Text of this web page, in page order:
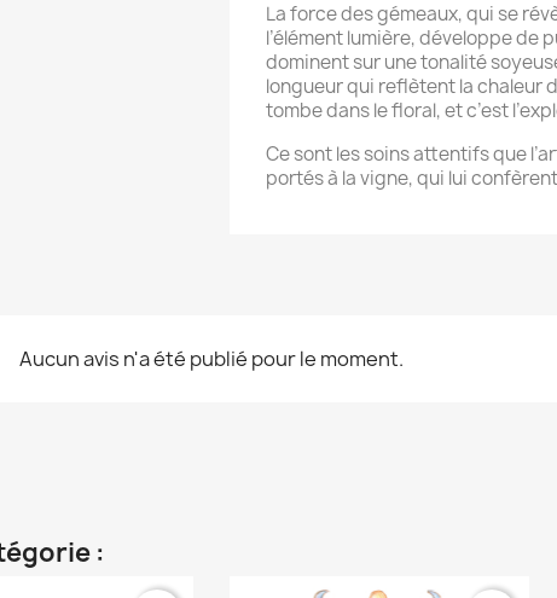
La force des gémeaux, qui se
l’élément lumière, développe de
dominent sur une tonalité
longueur qui reflètent la chaleur
tombe dans le floral, et c’est
Ce sont les soins attentifs que
portés à la vigne, qui lui
Aucun avis n'a été publié pour le moment.
: